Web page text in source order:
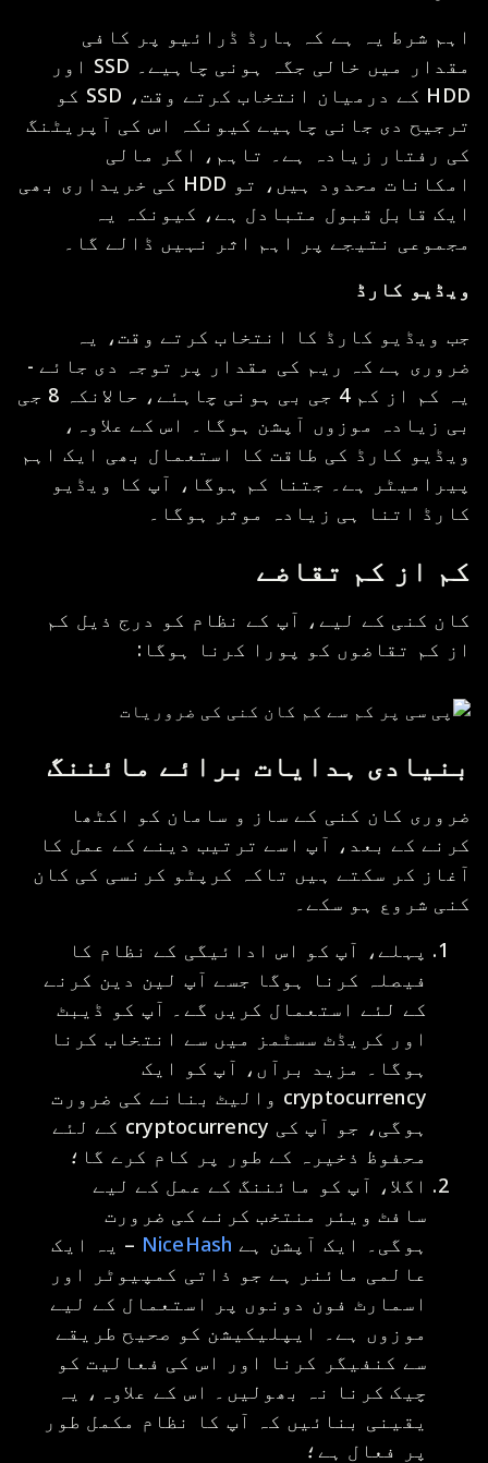
اہم شرط یہ ہے کہ ہارڈ ڈرائیو پر کافی
مقدار میں خالی جگہ ہونی چاہیے۔ SSD اور
HDD کے درمیان انتخاب کرتے وقت، SSD کو
ترجیح دی جانی چاہیے کیونکہ اس کی آپریٹنگ
کی رفتار زیادہ ہے۔ تاہم، اگر مالی
امکانات محدود ہیں، تو HDD کی خریداری بھی
ایک قابل قبول متبادل ہے، کیونکہ یہ
مجموعی نتیجے پر اہم اثر نہیں ڈالے گا۔
ویڈیو کارڈ
جب ویڈیو کارڈ کا انتخاب کرتے وقت، یہ
ضروری ہے کہ ریم کی مقدار پر توجہ دی جائے -
یہ کم از کم 4 جی بی ہونی چاہئے، حالانکہ 8 جی
بی زیادہ موزوں آپشن ہوگا۔ اس کے علاوہ،
ویڈیو کارڈ کی طاقت کا استعمال بھی ایک اہم
پیرامیٹر ہے۔ جتنا کم ہوگا، آپ کا ویڈیو
کارڈ اتنا ہی زیادہ موثر ہوگا۔
کم از کم تقاضے
کان کنی کے لیے، آپ کے نظام کو درج ذیل کم
از کم تقاضوں کو پورا کرنا ہوگا:
بنیادی ہدایات برائے مائننگ
ضروری کان کنی کے ساز و سامان کو اکٹھا
کرنے کے بعد، آپ اسے ترتیب دینے کے عمل کا
آغاز کر سکتے ہیں تاکہ کرپٹو کرنسی کی کان
کنی شروع ہو سکے۔
پہلے، آپ کو اس ادائیگی کے نظام کا
فیصلہ کرنا ہوگا جسے آپ لین دین کرنے
کے لئے استعمال کریں گے۔ آپ کو ڈیبٹ
اور کریڈٹ سسٹمز میں سے انتخاب کرنا
ہوگا۔ مزید برآں، آپ کو ایک
cryptocurrency والیٹ بنانے کی ضرورت
ہوگی، جو آپ کی cryptocurrency کے لئے
محفوظ ذخیرہ کے طور پر کام کرے گا؛
اگلا، آپ کو مائننگ کے عمل کے لیے
سافٹ ویئر منتخب کرنے کی ضرورت
ہوگی۔ ایک آپشن ہے NiceHash – یہ ایک
عالمی مائنر ہے جو ذاتی کمپیوٹر اور
اسمارٹ فون دونوں پر استعمال کے لیے
موزوں ہے۔ ایپلیکیشن کو صحیح طریقے
سے کنفیگر کرنا اور اس کی فعالیت کو
چیک کرنا نہ بھولیں۔ اس کے علاوہ، یہ
یقینی بنائیں کہ آپ کا نظام مکمل طور
پر فعال ہے؛